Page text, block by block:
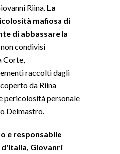
Riina. La
mafiosa di
di abbassare la
condivisi
Corte,
raccolti dagli
da Riina
pericolosità personale
Delmastro.
e responsabile
Giovanni